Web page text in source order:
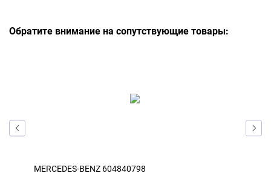
Обратите внимание на сопутствующие товары:
MERCEDES-BENZ 604840798